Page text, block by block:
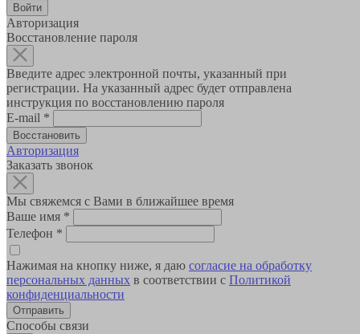
Авторизация
Восстановление пароля
Введите адрес электронной почты, указанный при
регистрации. На указанный адрес будет отправлена
инструкция по восстановлению пароля
E-mail *
Авторизация
Заказать звонок
Мы свяжемся с Вами в ближайшее время
Ваше имя *
Телефон *
Нажимая на кнопку ниже, я даю согласие на обработку
персональных данных в соответствии с Политикой
конфиденциальности
Способы связи